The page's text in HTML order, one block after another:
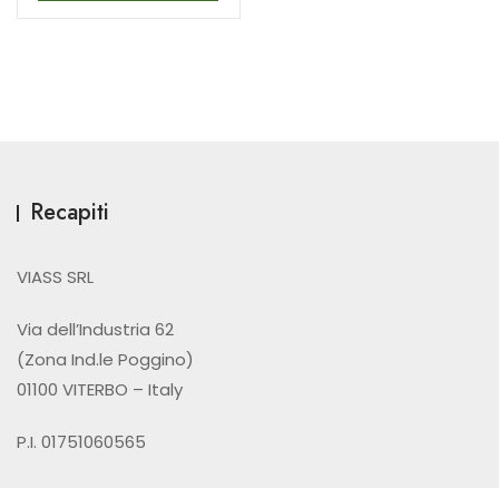
Recapiti
VIASS SRL
Via dell’Industria 62
(Zona Ind.le Poggino)
01100 VITERBO – Italy
P.I. 01751060565